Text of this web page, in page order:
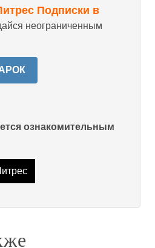
Подписки в
неограниченным
ознакомительным